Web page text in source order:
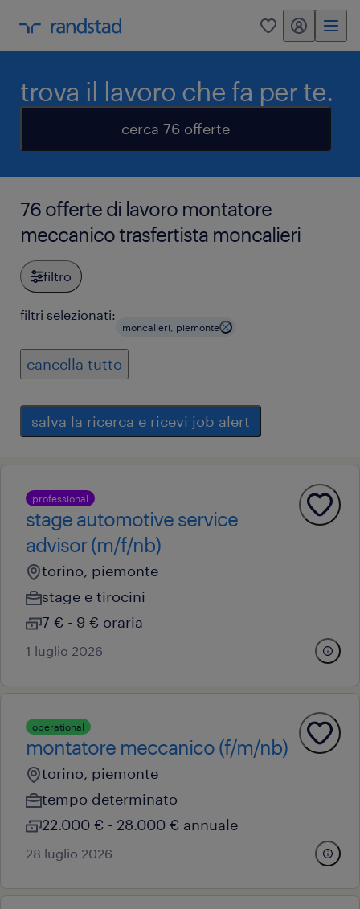
0 my randstad
trova il lavoro che fa per te.
cerca 76 offerte
76 offerte di lavoro montatore
meccanico trasfertista moncalieri
filtro
filtri selezionati:
moncalieri, piemonte
cancella tutto
salva la ricerca e ricevi job alert
professional
stage automotive service
advisor (m/f/nb)
torino, piemonte
stage e tirocini
7 € - 9 € oraria
1 luglio 2026
operational
montatore meccanico (f/m/nb)
torino, piemonte
tempo determinato
22.000 € - 28.000 € annuale
28 luglio 2026